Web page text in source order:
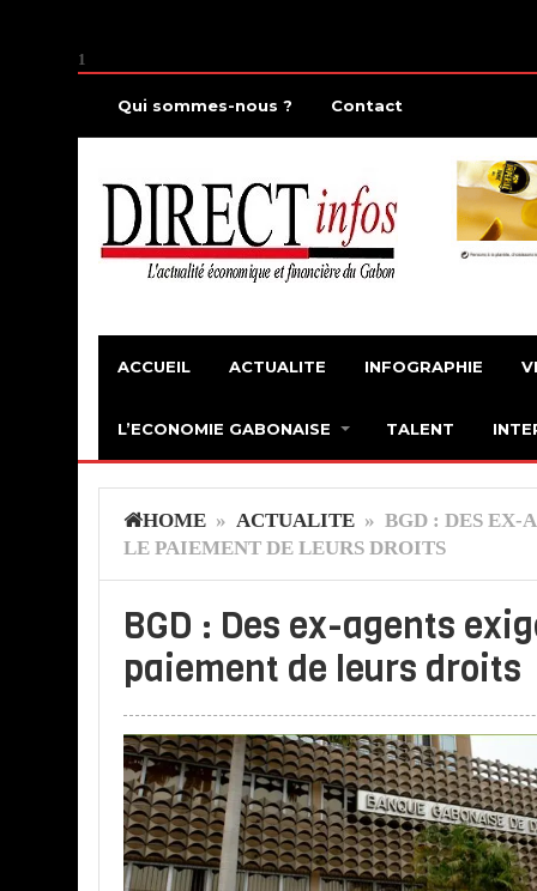
1
Qui sommes-nous ? Contact
ACCUEIL ACTUALITE INFOGRAPHIE
L’ECONOMIE GABONAISE TALENT
HOME » ACTUALITE » BGD : DES EX-
LE PAIEMENT DE LEURS DROITS
BGD : Des ex-agents
paiement de leurs droits